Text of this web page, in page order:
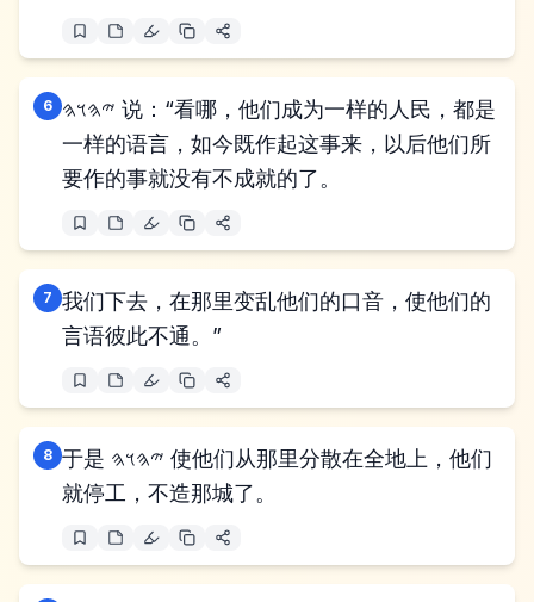
6 𐤉𐤄𐤅𐤄 说：“看哪，他们成为一样的人民，都是
一样的语言，如今既作起这事来，以后他们所
要作的事就没有不成就的了。
7 我们下去，在那里变乱他们的口音，使他们的
言语彼此不通。”
8 于是 𐤉𐤄𐤅𐤄 使他们从那里分散在全地上，他们
就停工，不造那城了。